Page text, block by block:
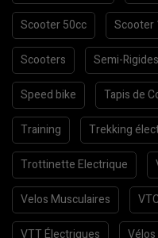
Scooter 50cc Scooter
Scooters Semi-Rigides
Speed bike Tapis de
Training Trekking
Trottinette Electrique
Velos Musculaires
VTT Électriques